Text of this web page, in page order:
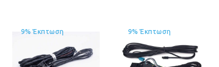
9% Έκπτωση 9% Έκπτωση